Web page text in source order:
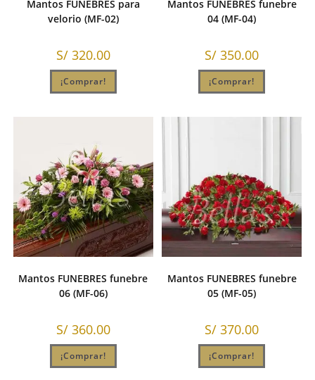
Mantos FUNEBRES para
velorio (MF-02)
S/320.00
¡Comprar!
Mantos FUNEBRES funebre
04 (MF-04)
S/ 350.00
¡Comprar!
Mantos FUNEBRES funebre
06 (MF-06)
S/360.00
¡Comprar!
Mantos FUNEBRES funebre
05 (MF-05)
S/ 370.00
¡Comprar!